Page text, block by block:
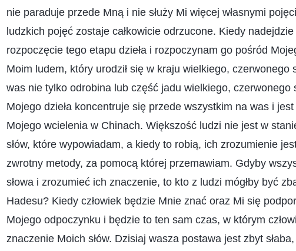
nie paraduje przede Mną i nie służy Mi więcej własnymi
ludzkich pojęć zostaje całkowicie odrzucone. Kiedy
rozpoczęcie tego etapu dzieła i rozpoczynam go pośród
Moim ludem, który urodził się w kraju wielkiego,
was nie tylko odrobina lub część jadu wielkiego, czerwonego
Mojego dzieła koncentruje się przede wszystkim na was i
Mojego wcielenia w Chinach. Większość ludzi nie jest w
słów, które wypowiadam, a kiedy to robią, ich zrozumienie
zwrotny metody, za pomocą której przemawiam. Gdyby
słowa i zrozumieć ich znaczenie, to kto z ludzi mógłby być
Hadesu? Kiedy człowiek będzie Mnie znać oraz Mi się
Mojego odpoczynku i będzie to ten sam czas, w którym
znaczenie Moich słów. Dzisiaj wasza postawa jest zbyt